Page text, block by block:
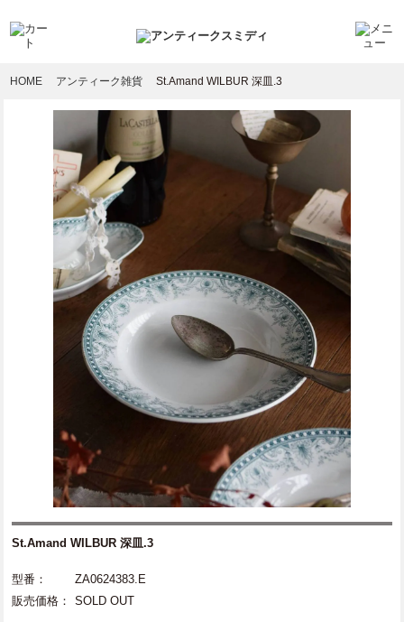
HOME アンティーク雑貨 St.Amand WILBUR 深皿.3
St.Amand WILBUR 深皿.3
型番：
ZA0624383.E
販売価格：
SOLD OUT